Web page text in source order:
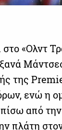
«Ολντ
της
ενώ η
από
πλάτη